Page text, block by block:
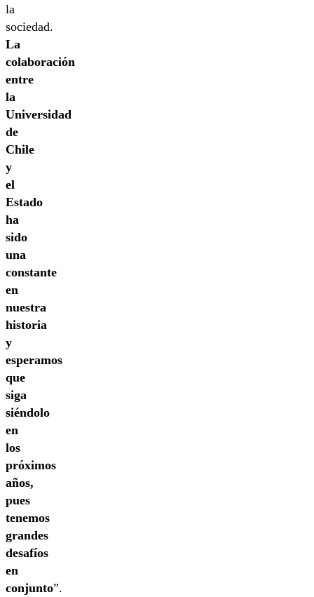
la
sociedad.
La
colaboración
entre
la
Universidad
de
Chile
y
el
Estado
ha
sido
una
constante
en
nuestra
historia
y
esperamos
que
siga
siéndolo
en
los
próximos
años,
pues
tenemos
grandes
desafíos
en
conjunto”.